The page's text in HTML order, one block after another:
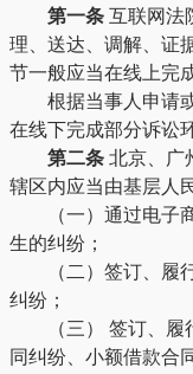
第一条 互联网法
理、送达、调解、证
节一般应当在线上完
根据当事人申请或
在线下完成部分诉讼
第二条 北京、广
辖区内应当由基层人
（一）通过电子商
生的纠纷；
（二）签订、履行
纠纷；
（三） 签订、履行
同纠纷、小额借款合